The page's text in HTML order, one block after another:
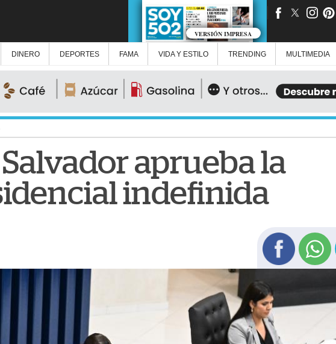
VERSIÓN IMPRESA
DINERO DEPORTES FAMA VIDA Y ESTILO TRENDING MULTIMEDIA
aprueba la
indefinida